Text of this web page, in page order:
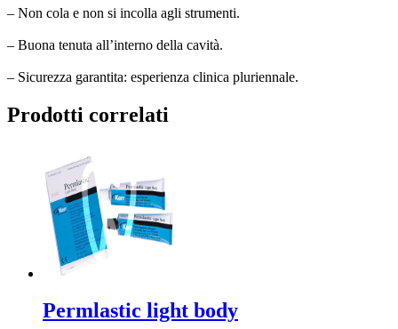
– Non cola e non si incolla agli strumenti.
– Buona tenuta all’interno della cavità.
– Sicurezza garantita: esperienza clinica pluriennale.
Prodotti correlati
Permlastic light body